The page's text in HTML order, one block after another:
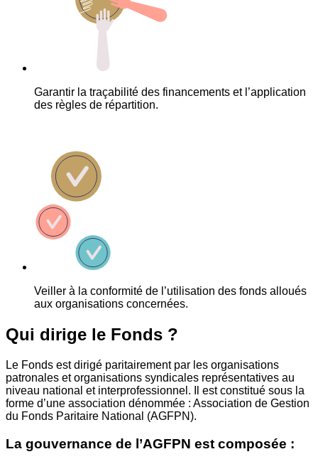
Garantir la traçabilité des financements et l’application
des règles de répartition.
Veiller à la conformité de l’utilisation des fonds alloués
aux organisations concernées.
Qui dirige le Fonds ?
Le Fonds est dirigé paritairement par les organisations
patronales et organisations syndicales représentatives au
niveau national et interprofessionnel. Il est constitué sous la
forme d’une association dénommée : Association de Gestion
du Fonds Paritaire National (AGFPN).
La gouvernance de l’AGFPN est composée :